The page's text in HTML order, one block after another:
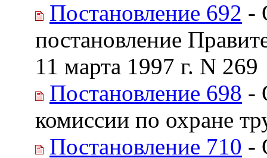
Постановление 692 -
постановление
11 марта 1997 г. N 269
Постановление 698 -
комиссии по охране
Постановление 710 -